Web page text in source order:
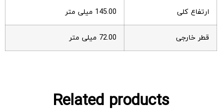
ارتفاع کلی 145.00 میلی متر
قطر خارجی 72.00 میلی متر
Related products